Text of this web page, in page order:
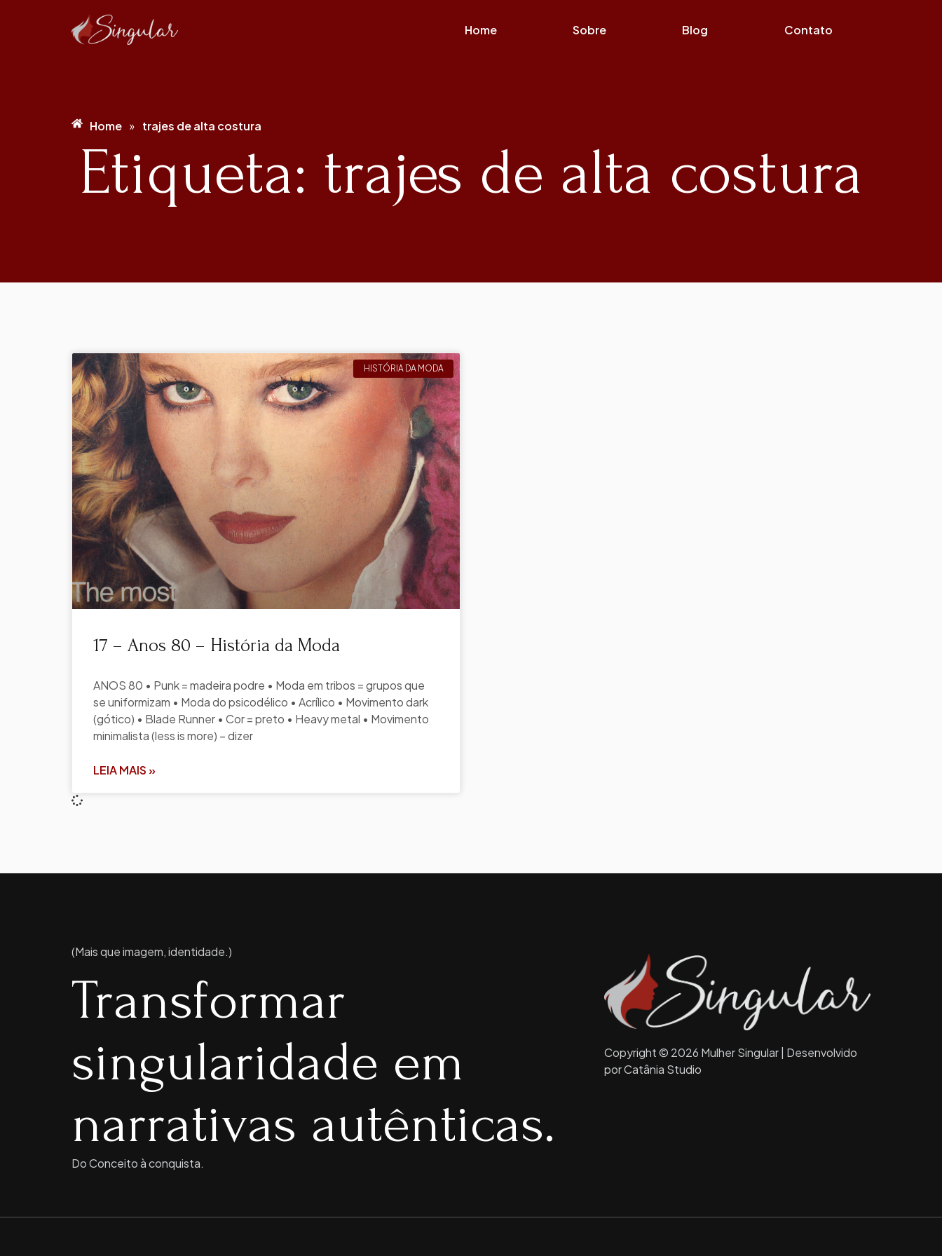
Home Sobre Blog Contato
Home » trajes de alta costura
Etiqueta: trajes de alta costura
HISTÓRIA DA MODA
17 – Anos 80 – História da Moda
ANOS 80 • Punk = madeira podre • Moda em tribos = grupos que
se uniformizam • Moda do psicodélico • Acrílico • Movimento dark
(gótico) • Blade Runner • Cor = preto • Heavy metal • Movimento
minimalista (less is more) – dizer
LEIA MAIS »
(Mais que imagem, identidade.)
Transformar
singularidade em
narrativas autênticas.
Do Conceito à conquista.
Copyright © 2026 Mulher Singular | Desenvolvido
por Catânia Studio